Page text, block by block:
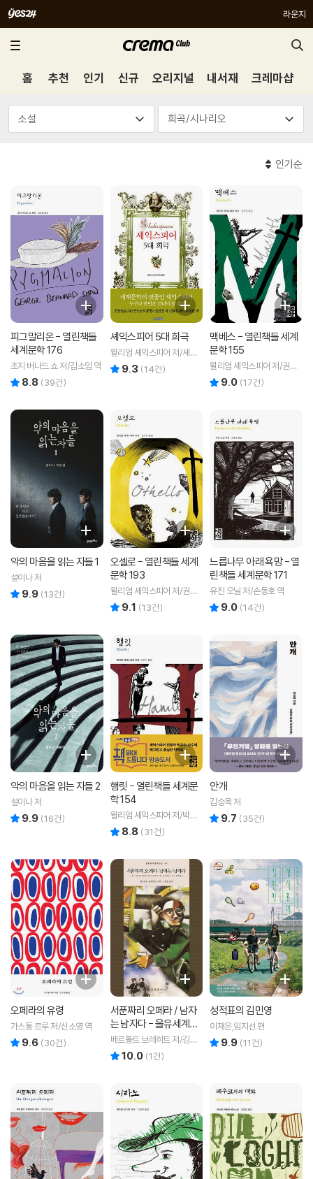
라운지
홈 추천 인기 신규 오리지널 내서재 크레마샵
인기순
피그말리온 - 열린책들
세계문학 176
조지 버나드 쇼 저/김소임 역
8.8 (39건)
셰익스피어 5대 희극
윌리엄 셰익스피어 저/셰익
스피어연구회 역
9.3 (14건)
맥베스 - 열린책들 세계
문학 155
윌리엄 셰익스피어 저/권오
숙 역9.0 (17건)
악의 마음을 읽는 자들 1
설이나 저
9.9 (13건)
오셀로 - 열린책들 세계
문학 193
윌리엄 셰익스피어 저/권오
숙 역9.1 (13건)
느릅나무 아래 욕망 - 열
린책들 세계문학 171
유진 오닐 저/손동호 역
9.0 (14건)
악의 마음을 읽는 자들 2
설이나 저
9.9 (16건)
햄릿 - 열린책들 세계문
학 154
윌리엄 셰익스피어 저/박우
수 역8.8 (31건)
안개
김승옥 저
9.7 (35건)
오페라의 유령
가스통 르루 저/신소영 역
9.6 (30건)
서푼짜리 오페라 / 남자
는 남자다 - 을유세계문
학전집 54
베르톨트 브레히트 저/김길
웅 역10.0 (1건)
성적표의 김민영
이재은,임지선 편
9.9 (11건)